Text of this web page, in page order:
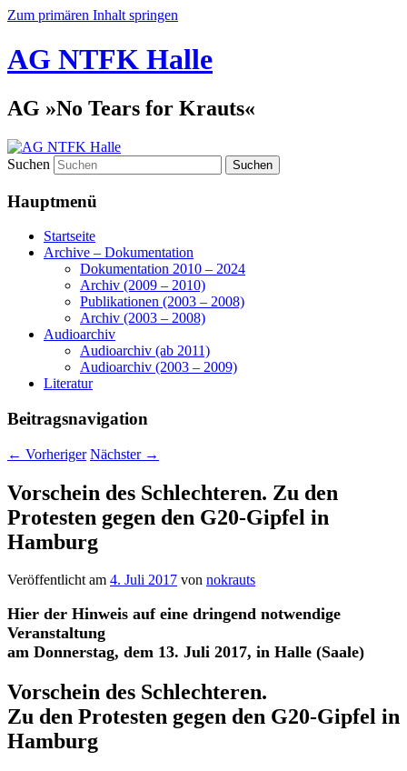
Zum primären Inhalt springen
AG NTFK Halle
AG »No Tears for Krauts«
Suchen
Hauptmenü
Startseite
Archive – Dokumentation
Dokumentation 2010 – 2024
Archiv (2009 – 2010)
Publikationen (2003 – 2008)
Archiv (2003 – 2008)
Audioarchiv
Audioarchiv (ab 2011)
Audioarchiv (2003 – 2009)
Literatur
Beitragsnavigation
← Vorheriger Nächster →
Vorschein des Schlechteren. Zu den
Protesten gegen den G20-Gipfel in
Hamburg
Veröffentlicht am 4. Juli 2017 von nokrauts
Hier der Hinweis auf eine dringend notwendige
Veranstaltung
am Donnerstag, dem 13. Juli 2017, in Halle (Saale)
Vorschein des Schlechteren.
Zu den Protesten gegen den G20-Gipfel in
Hamburg